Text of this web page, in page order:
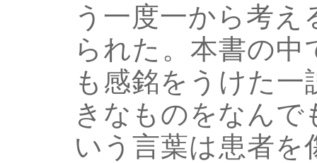
う一度一から考
られた。本書の
も感銘をうけた
きなものをなん
いう言葉は患者を